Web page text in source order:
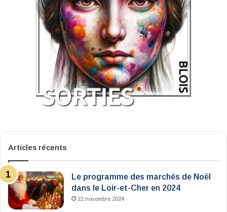
Articles récents
Le programme des marchés de Noël
dans le Loir-et-Cher en 2024
22 novembre 2024